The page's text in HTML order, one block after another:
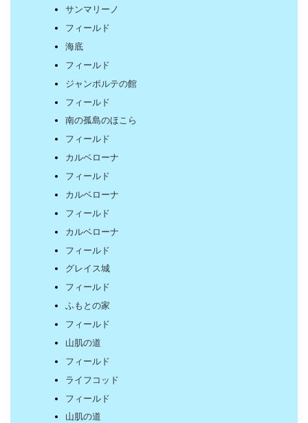
サンマリーノ
フィールド
海底
フィールド
ジャンポルテの館
フィールド
南の孤島のほこら
フィールド
カルベローナ
フィールド
カルベローナ
フィールド
カルベローナ
フィールド
グレイス城
フィールド
ふもとの家
フィールド
山肌の道
フィールド
ライフコッド
フィールド
山肌の道